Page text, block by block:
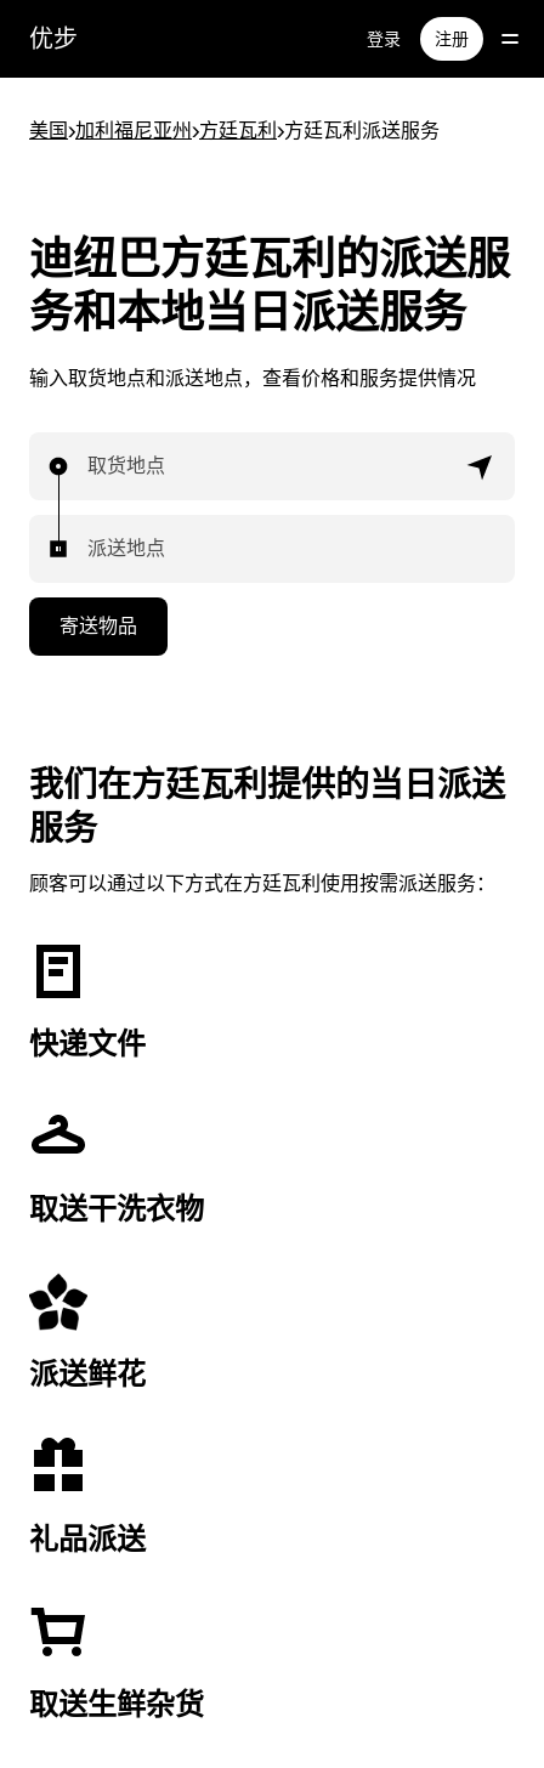
优步 登录 注册
美国>加利福尼亚州>方廷瓦利 >方廷瓦利派送服务
迪纽巴方廷瓦利的派送服
务和本地当日派送服务
输入取货地点和派送地点，查看价格和服务提供情况
取货地点
派送地点
寄送物品
我们在方廷瓦利提供的当日派送
服务
顾客可以通过以下方式在方廷瓦利使用按需派送服务：
快递文件
取送干洗衣物
派送鲜花
礼品派送
取送生鲜杂货